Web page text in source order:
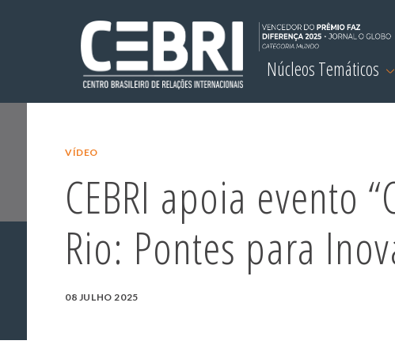
Núcleos Temáticos
VÍDEO
CEBRI apoia evento
Rio: Pontes para
08 JULHO 2025